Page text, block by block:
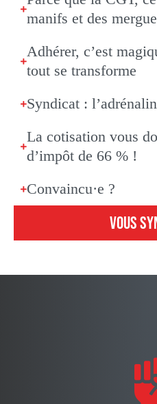
manifs et des
Adhérer, c’est
tout se transforme
Syndicat :
La cotisation vous
d’impôt de 66 % !
Convaincu·e ?
VOUS